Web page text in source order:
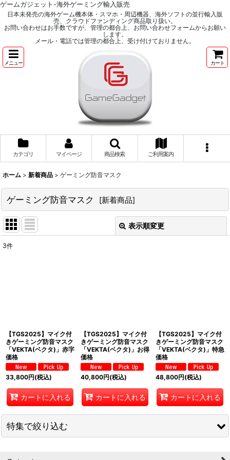
ゲームガジェット-海外ゲーミング輸入販売
日本未発売の海外ゲーム機本体・スマホ・周辺機器、海外ソフトの並行輸入販
売、クラウドファンディング商品取り扱い。
お問い合わせはお手数ですが、管理の都合上、お問い合わせフォームからお願い
します。
メール・電話では管理の都合上、受け付けておりません。
メニュー カート
カテゴリ マイページ 商品検索 ご利用案内
ホーム > 新着商品 > ゲーミング防音マスク
ゲーミング防音マスク [新着商品]
表示順変更
3件
【TGS2025】マイク付
きゲーミング防音マスク
「VEKTA(ベクタ)」赤字
価格
33,800円(税込)
カートに入れる
【TGS2025】マイク付
きゲーミング防音マスク
「VEKTA(ベクタ)」お得
価格
40,800円(税込)
カートに入れる
【TGS2025】マイク付
きゲーミング防音マスク
「VEKTA(ベクタ)」特急
価格
48,800円(税込)
カートに入れる
特集で絞り込む